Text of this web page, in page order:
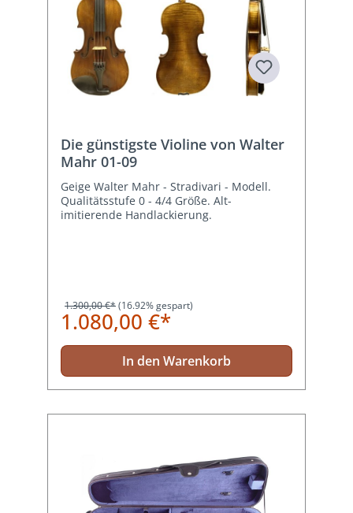
Die günstigste Violine von Walter
Mahr 01-09
Geige Walter Mahr - Stradivari - Modell.
Qualitätsstufe 0 - 4/4 Größe. Alt-
imitierende Handlackierung.
1.300,00 €*(16.92% gespart)
1.080,00 €*
In den Warenkorb